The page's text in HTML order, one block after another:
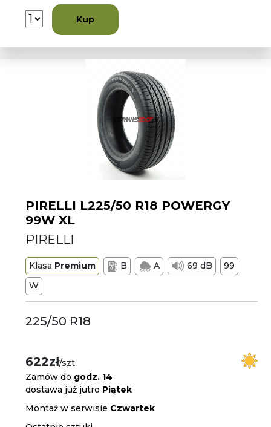
Kup
PIRELLI L225/50 R18 POWERGY
99W XL
PIRELLI
Klasa Premium B A 69 dB
99
W
225/50 R18
622zł/szt.
Zamów do godz. 14
dostawa już jutro Piątek
Montaż w serwisie Czwartek